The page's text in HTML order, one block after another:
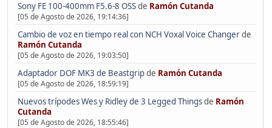
Sony FE 100-400mm F5.6-8 OSSde Ramón Cutanda
[05 de Agosto de 2026, 19:14:36]
Cambio de voz en tiempo real con NCH Voxal Voice Changerde
Ramón Cutanda
[05 de Agosto de 2026, 19:03:50]
Adaptador DOF MK3 de Beastgripde Ramón Cutanda
[05 de Agosto de 2026, 18:59:19]
Nuevos trípodes Wes y Ridley de 3 Legged Thingsde Ramón
Cutanda
[05 de Agosto de 2026, 18:55:46]